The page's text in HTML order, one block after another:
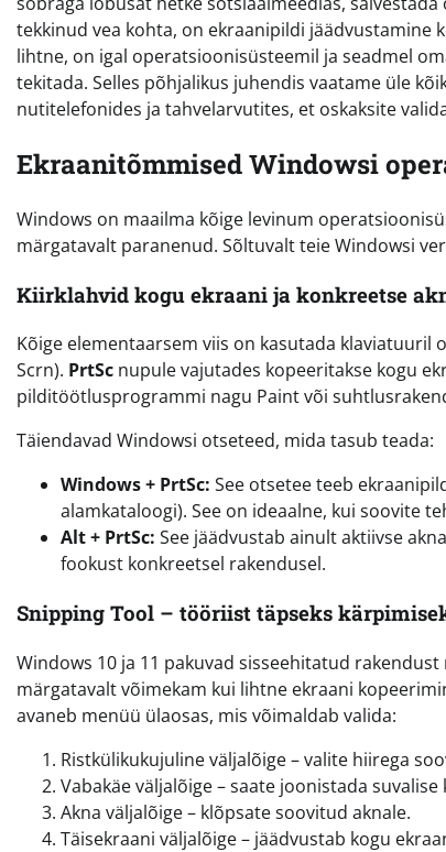
tekkinud vea kohta, on ekraanipildi jäädvustamine
lihtne, on igal operatsioonisüsteemil ja seadmel
tekitada. Selles põhjalikus juhendis vaatame üle
nutitelefonides ja tahvelarvutites, et oskaksite
Ekraanitõmmised Windowsi
Windows on maailma kõige levinum
märgatavalt paranenud. Sõltuvalt teie Windowsi
Kiirklahvid kogu ekraani ja konkreetse
Kõige elementaarsem viis on kasutada klaviatuuril
Scrn). PrtSc nupule vajutades kopeeritakse kogu
pilditöötlusprogrammi nagu Paint või
Täiendavad Windowsi otseteed, mida tasub teada:
Windows + PrtSc: See otsetee teeb
alamkataloogi). See on ideaalne, kui soovite
Alt + PrtSc: See jäädvustab ainult aktiivse
fookust konkreetsel rakendusel.
Snipping Tool – tööriist täpseks
Windows 10 ja 11 pakuvad sisseehitatud rakendust
märgatavalt võimekam kui lihtne ekraani
avaneb menüü ülaosas, mis võimaldab valida:
Ristkülikukujuline väljalõige – valite hiirega
Vabakäe väljalõige – saate joonistada suvalise
Akna väljalõige – klõpsate soovitud aknale.
Täisekraani väljalõige – jäädvustab kogu